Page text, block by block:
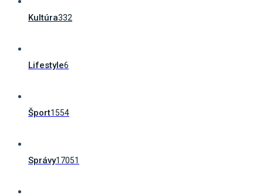
Kultúra332
Lifestyle6
Šport1554
Správy17051